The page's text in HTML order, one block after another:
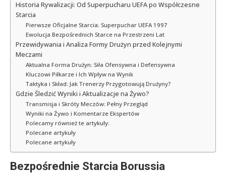
Historia Rywalizacji: Od Superpucharu UEFA po Współczesne
Starcia
Pierwsze Oficjalne Starcia: Superpuchar UEFA 1997
Ewolucja Bezpośrednich Starce na Przestrzeni Lat
Przewidywania i Analiza Formy Drużyn przed Kolejnymi
Meczami
Aktualna Forma Drużyn: Siła Ofensywna i Defensywna
Kluczowi Piłkarze i Ich Wpływ na Wynik
Taktyka i Skład: Jak Trenerzy Przygotowują Drużyny?
Gdzie Śledzić Wyniki i Aktualizacje na Żywo?
Transmisja i Skróty Meczów: Pełny Przegląd
Wyniki na Żywo i Komentarze Ekspertów
Polecamy również te artykuły:
Polecane artykuły
Polecane artykuły
Bezpośrednie Starcia Borussia